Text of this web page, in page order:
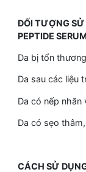
ĐỐI TƯỢNG
PEPTIDE
Da bị tổn
Da sau các liệu
Da có nếp nhăn
Da có sẹo
CÁCH SỬ